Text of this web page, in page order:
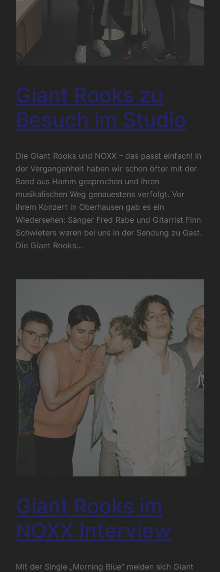
Giant Rooks zu
Besuch im Studio
Die Giant Rooks und NOXX – das passt einfach! In
der Vergangenheit haben wir schon öfter mit der
Band aus Hamm gesprochen und ihren
musikalischen Weg genauestens verfolgt. Vor
ihrem Konzert in Oberhausen gab es ein
Wiedersehen: Sänger Fred Rabe und Gitarrist Finn
Schwieters waren bei uns in der Sendung zu Gast.
Die Giant Rooks…
Giant Rooks im
NOXX Interview
Mit der Single „Morning Blue“ melden sich Giant